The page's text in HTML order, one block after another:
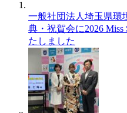
一般社団法人埼玉県環
典・祝賀会に2026
たしました